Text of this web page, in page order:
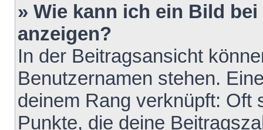
» Wie kann ich ein Bild
anzeigen?
In der Beitragsansicht
Benutzernamen stehen.
deinem Rang verknüpft: Oft
Punkte, die deine